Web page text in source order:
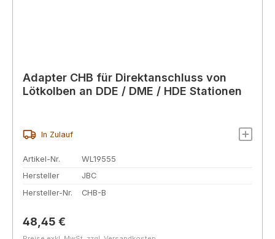
Adapter CHB für Direktanschluss von
Lötkolben an DDE / DME / HDE Stationen
In Zulauf
Artikel-Nr.
WL19555
Hersteller
JBC
Hersteller-Nr.
CHB-B
Regulärer Preis:
48,45 €